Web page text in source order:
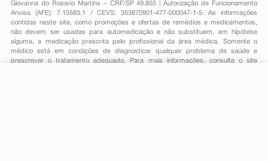
Giovanna do Rosario Martins – CRF/SP 49.855 | Autorização de Funcionamento
Anvisa (AFE): 7.15583.1 / CEVS: 353870901-477-000047-1-5. As informações
contidas neste site, como promoções e ofertas de remédios e medicamentos,
não devem ser usadas para automedicação e não substituem, em hipótese
alguma, a medicação prescrita pelo profissional da área médica. Somente o
médico está em condições de diagnosticar qualquer problema de saúde e
prescrever o tratamento adequado. Para mais informações, consulte o site